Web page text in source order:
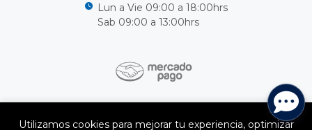
Lun a Vie 09:00 a 18:00hrs
Sab 09:00 a 13:00hrs
HSC Sistemas Hidricos Spa © 2026
Utilizamos cookies para mejorar tu experiencia, optimizar